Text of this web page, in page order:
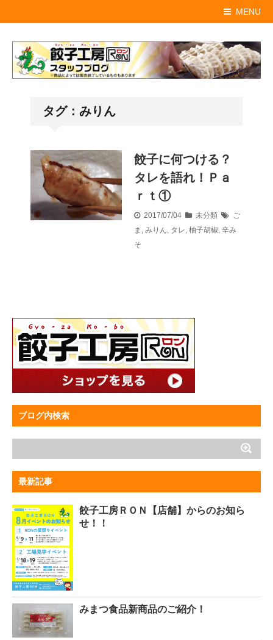
MENU
タグ：みりん
餃子に何つける？
タレを語れ！Ｐａ
ｒｔ①
2017/07/04 未分類
ご
ま
みりん タレ 柚子胡椒 辛み
そ
ブログ内検索
最新記事
餃子工房ＲＯＮ【店舗】からのお知ら
せ！！
みまつ食品新商品のご紹介！